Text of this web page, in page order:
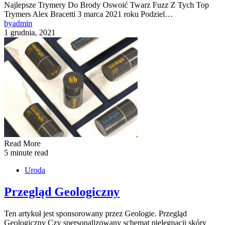
Najlepsze Trymery Do Brody Oswoić Twarz Fuzz Z Tych Top
Trymers Alex Bracetti 3 marca 2021 roku Podziel…
byadmin
1 grudnia, 2021
Read More
5 minute read
Uroda
Przegląd Geologiczny
Ten artykuł jest sponsorowany przez Geologie. Przegląd
Geologiczny Czy spersonalizowany schemat pielęgnacji skóry